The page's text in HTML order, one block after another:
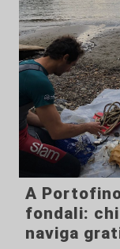
A
fondali:
naviga